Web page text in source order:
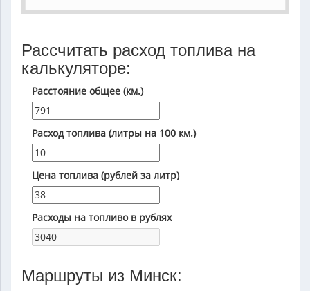
Рассчитать расход топлива на
калькуляторе:
Расстояние общее (км.)
Расход топлива (литры на 100 км.)
Цена топлива (рублей за литр)
Расходы на топливо в рублях
Маршруты из Минск: